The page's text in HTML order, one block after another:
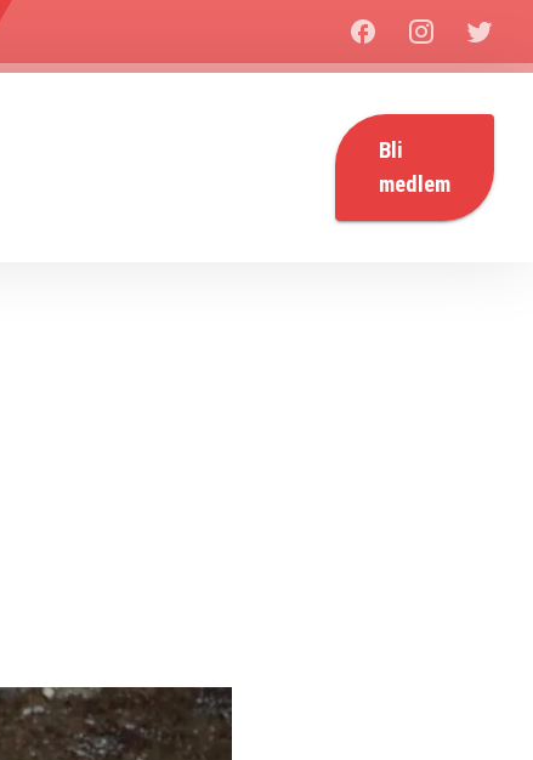
Bli
medlem